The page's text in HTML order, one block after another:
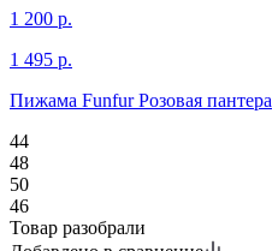
1 200 р.
1 495 р.
Пижама Funfur Розовая пантера
44
48
50
46
Товар разобрали